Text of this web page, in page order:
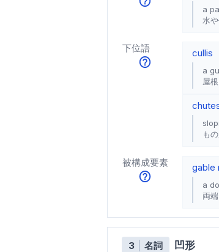
a
水
下位語 cullis
a
屋
chute
も
被構成要素 gable
a
両
3 名詞 凹形